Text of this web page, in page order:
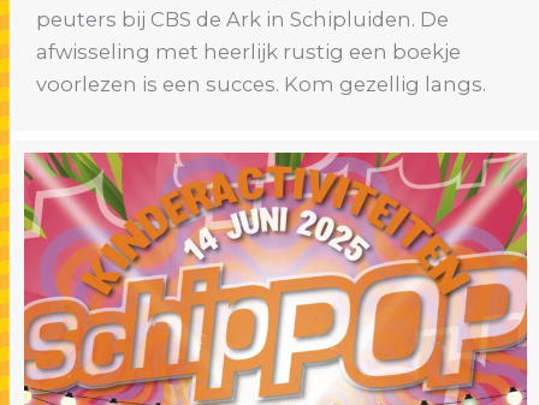
peuters bij CBS de Ark in Schipluiden. De
afwisseling met heerlijk rustig een boekje
voorlezen is een succes. Kom gezellig langs.